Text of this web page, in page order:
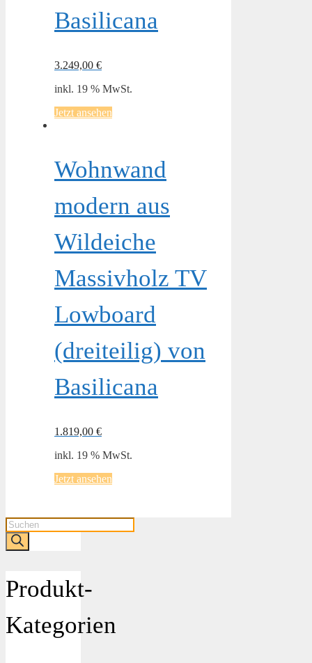
Basilicana
3.249,00 €
inkl. 19 % MwSt.
Jetzt ansehen
Wohnwand
modern aus
Wildeiche
Massivholz TV
Lowboard
(dreiteilig) von
Basilicana
1.819,00 €
inkl. 19 % MwSt.
Jetzt ansehen
Products
search
Produkt-
Kategorien